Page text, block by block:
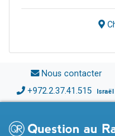
Nous contacter
+972.2.37.41.515 Israël